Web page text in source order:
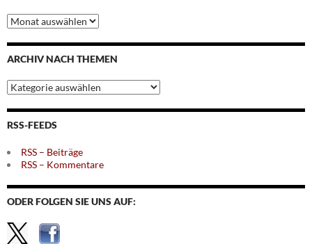
Archiv
nach
Monaten
ARCHIV NACH THEMEN
Archiv
nach
Themen
RSS-FEEDS
RSS – Beiträge
RSS – Kommentare
ODER FOLGEN SIE UNS AUF: